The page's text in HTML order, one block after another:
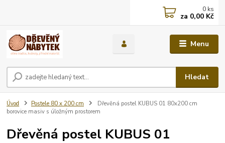
Menu
Hledat
0 ks
za 0,00 Kč
Úvod Postele 80 x 200 cm
Dřevěná postel KUBUS 01 80x200 cm
borovice masiv s úložným prostorem
Dřevěná postel KUBUS 01